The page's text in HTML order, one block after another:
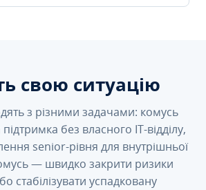
свою ситуацію
з різними задачами: комусь
без власного IT-відділу,
senior-рівня для внутрішньої
— швидко закрити ризики
стабілізувати успадковану